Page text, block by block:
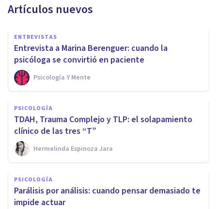
Artículos nuevos
ENTREVISTAS
Entrevista a Marina Berenguer: cuando la
psicóloga se convirtió en paciente
Psicología Y Mente
PSICOLOGÍA
TDAH, Trauma Complejo y TLP: el solapamiento
clínico de las tres “T”
Hermelinda Espinoza Jara
PSICOLOGÍA
Parálisis por análisis: cuando pensar demasiado te
impide actuar